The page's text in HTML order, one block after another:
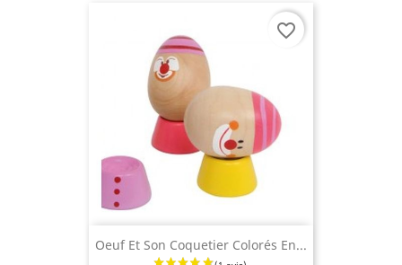
Oeuf Et Son Coquetier Colorés En...
favorite_border